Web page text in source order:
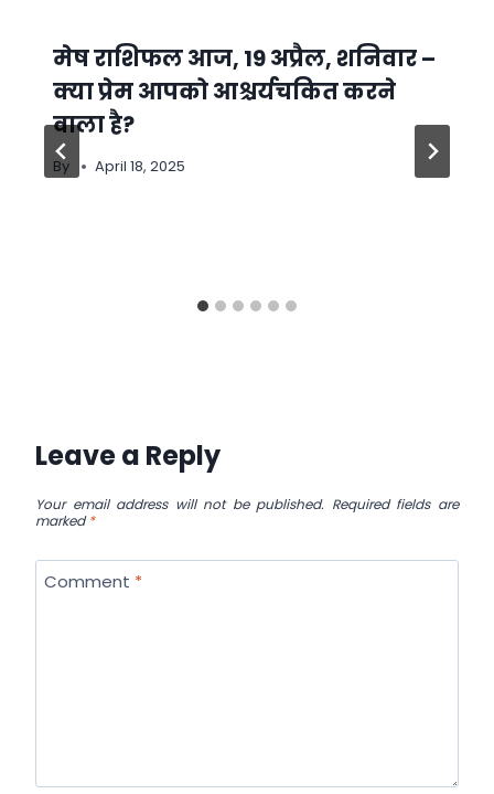
मेष राशिफल आज, 19 अप्रैल, शनिवार –
क्या प्रेम आपको आश्चर्यचकित करने
वाला है?
By April 18, 2025
Leave a Reply
Your email address will not be published. Required fields are
marked*
Comment *